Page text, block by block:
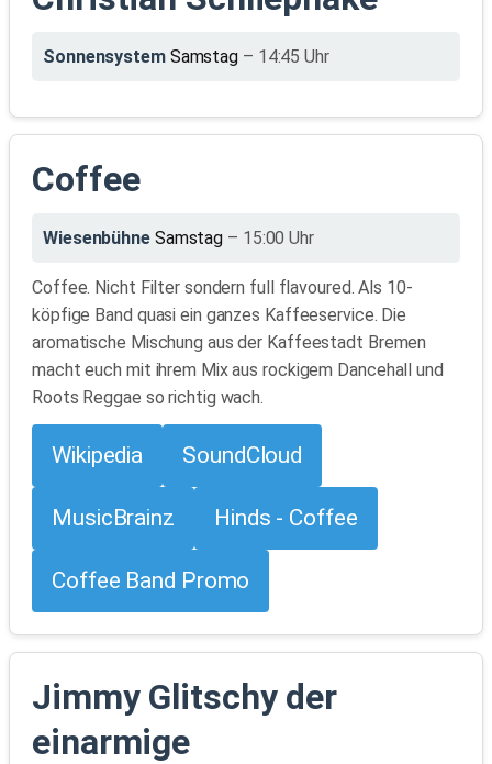
Sonnensystem Samstag – 14:45 Uhr
Coffee
Wiesenbühne Samstag – 15:00 Uhr
Coffee. Nicht Filter sondern full flavoured. Als 10-
köpfige Band quasi ein ganzes Kaffeeservice. Die
aromatische Mischung aus der Kaffeestadt Bremen
macht euch mit ihrem Mix aus rockigem Dancehall und
Roots Reggae so richtig wach.
Wikipedia SoundCloud
MusicBrainz Hinds - Coffee
Coffee Band Promo
Jimmy Glitschy der
einarmige